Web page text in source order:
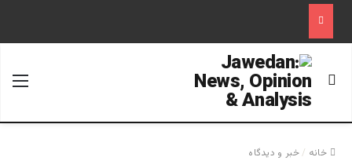
جستجو برای
خانه /خبر و دیدگاه